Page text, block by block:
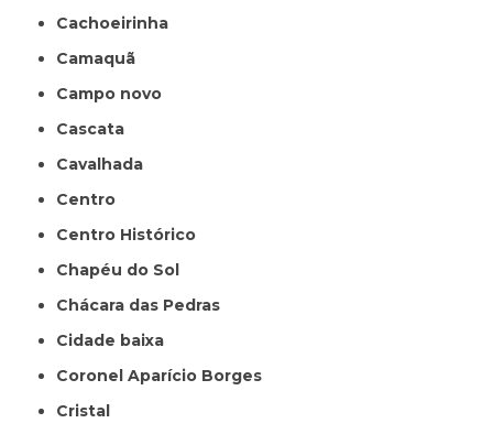
Cachoeirinha
Camaquã
Campo novo
Cascata
Cavalhada
Centro
Centro Histórico
Chapéu do Sol
Chácara das Pedras
Cidade baixa
Coronel Aparício Borges
Cristal